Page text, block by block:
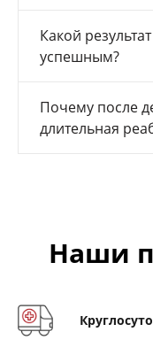
Какой
успешным?
Почему после
длительная
Наши